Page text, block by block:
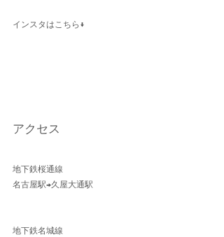
インスタはこちら↓
アクセス
地下鉄桜通線
名古屋駅→久屋大通駅
地下鉄名城線